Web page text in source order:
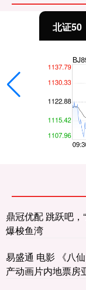
北证50
鼎冠优配 跳跃吧，
爆梭鱼湾
易盛通 电影 《八
产动画片内地票房